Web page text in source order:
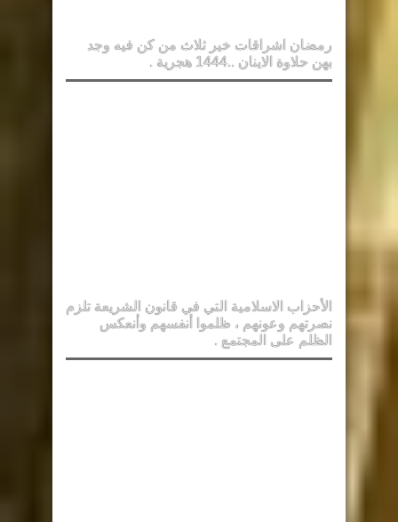
رمضان اشراقات خير ثلاث من كن فيه وجد
بهن حلاوة الاينان ..1444 هجرية .
الأحزاب الاسلامية التي في قانون الشريعة تلزم
نصرتهم وعونهم ، ظلموا أنفسهم وأنعكس
الظلم على المجتمع .